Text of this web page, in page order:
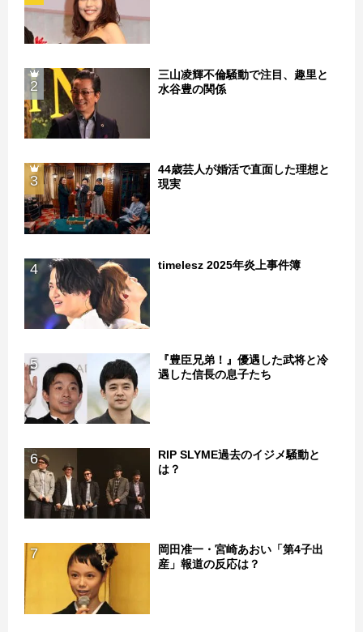
2
三山凌輝不倫騒動で注目、趣里と
水谷豊の関係
3
44歳芸人が婚活で直面した理想と
現実
4 timelesz 2025年炎上事件簿
5
『豊臣兄弟！』優遇した武将と冷
遇した信長の息子たち
6
RIP SLYME過去のイジメ騒動と
は？
7
岡田准一・宮崎あおい「第4子出
産」報道の反応は？